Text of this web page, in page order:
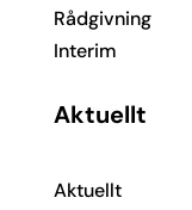
Rådgivning
Interim
Aktuellt
Aktuellt